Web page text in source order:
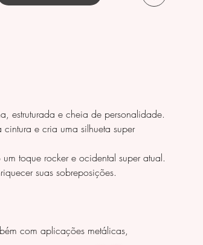
estruturada e cheia de personalidade.
e cria uma silhueta super
toque rocker e ocidental super atual.
suas sobreposições.
com aplicações metálicas,